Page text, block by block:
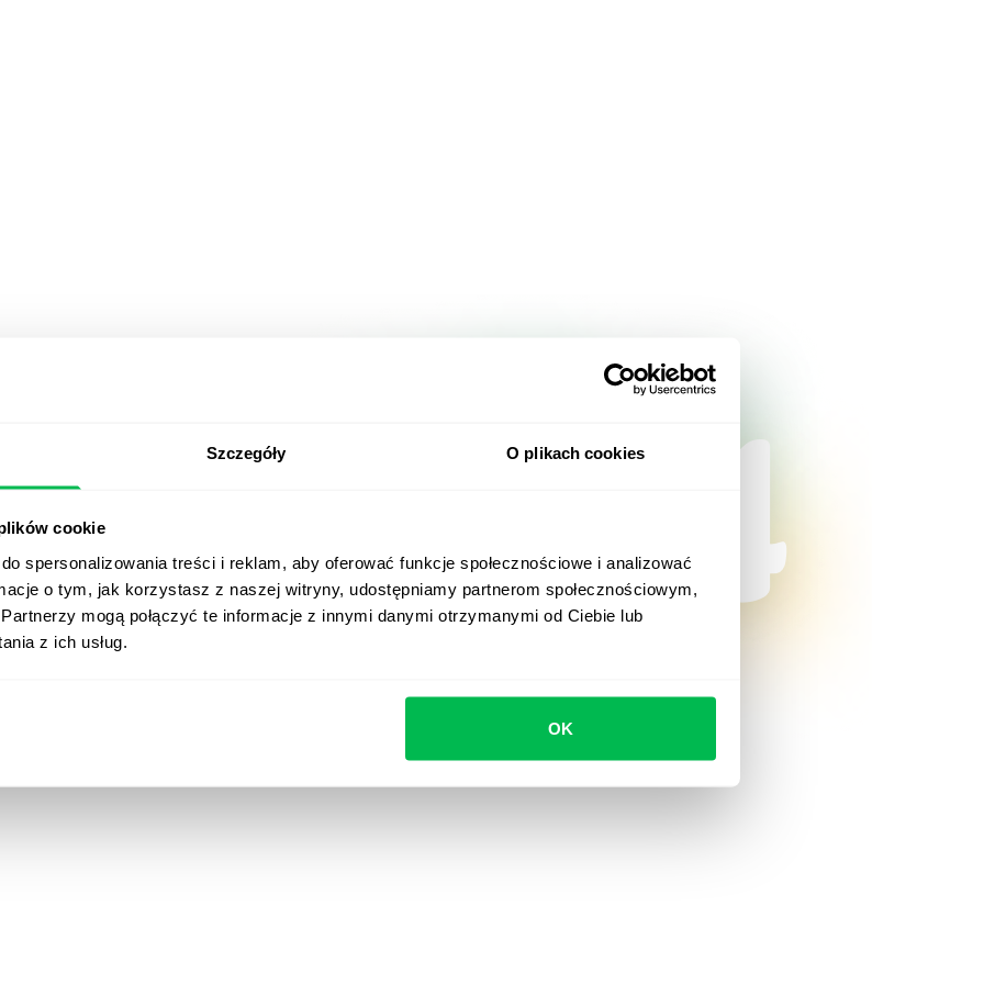
Szczegóły O plikach cookies
cookie
spersonalizowania treści i reklam, aby oferować funkcje społecznościowe i analizować
o tym, jak korzystasz z naszej witryny, udostępniamy partnerom społecznościowym,
mogą połączyć te informacje z innymi danymi otrzymanymi od Ciebie lub
z ich usług.
OK
for.